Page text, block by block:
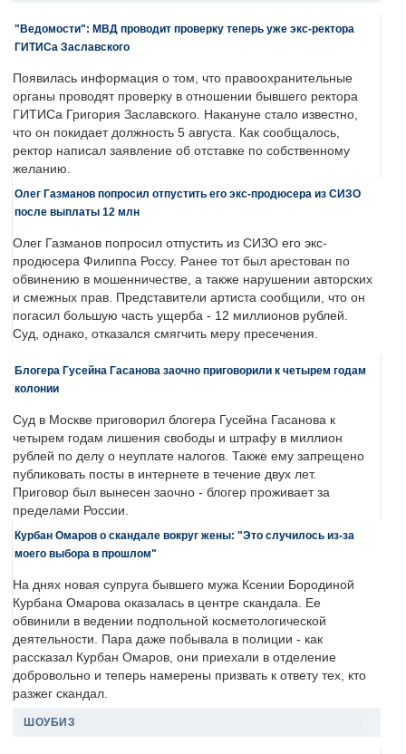
"Ведомости": МВД проводит проверку теперь уже экс-ректора
ГИТИСа Заславского
Появилась информация о том, что правоохранительные
органы проводят проверку в отношении бывшего ректора
ГИТИСа Григория Заславского. Накануне стало известно,
что он покидает должность 5 августа. Как сообщалось,
ректор написал заявление об отставке по собственному
желанию.
Олег Газманов попросил отпустить его экс-продюсера из СИЗО
после выплаты 12 млн
Олег Газманов попросил отпустить из СИЗО его экс-
продюсера Филиппа Россу. Ранее тот был арестован по
обвинению в мошенничестве, а также нарушении авторских
и смежных прав. Представители артиста сообщили, что он
погасил большую часть ущерба - 12 миллионов рублей.
Суд, однако, отказался смягчить меру пресечения.
Блогера Гусейна Гасанова заочно приговорили к четырем годам
колонии
Суд в Москве приговорил блогера Гусейна Гасанова к
четырем годам лишения свободы и штрафу в миллион
рублей по делу о неуплате налогов. Также ему запрещено
публиковать посты в интернете в течение двух лет.
Приговор был вынесен заочно - блогер проживает за
пределами России.
Курбан Омаров о скандале вокруг жены: "Это случилось из-за
моего выбора в прошлом"
На днях новая супруга бывшего мужа Ксении Бородиной
Курбана Омарова оказалась в центре скандала. Ее
обвинили в ведении подпольной косметологической
деятельности. Пара даже побывала в полиции - как
рассказал Курбан Омаров, они приехали в отделение
добровольно и теперь намерены призвать к ответу тех, кто
разжег скандал.
ШОУБИЗ